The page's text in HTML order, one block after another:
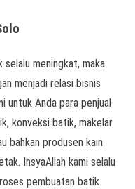
meningkat, maka
menjadi relasi bisnis
untuk Anda para penjual
konveksi batik, makelar
bahkan produsen kain
InsyaAllah kami selalu
pembuatan batik.